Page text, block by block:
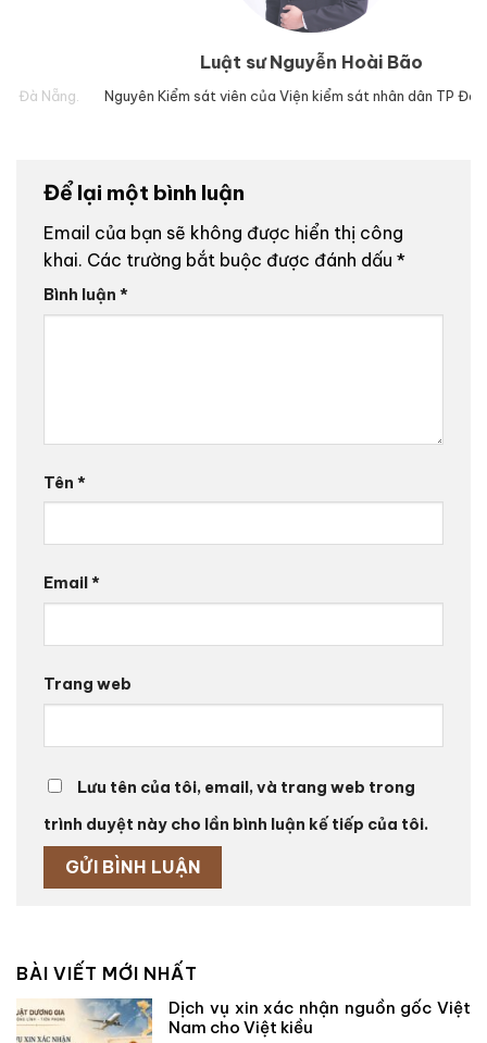
Luật sư Nguyễn Hoài Bão
Nguyên Kiểm sát viên của Viện kiểm sát nhân dân TP Đà Nẵng.
Để lại một bình luận
Email của bạn sẽ không được hiển thị công
khai. Các trường bắt buộc được đánh dấu *
Bình luận *
Tên *
Email *
Trang web
Lưu tên của tôi, email, và trang web trong
trình duyệt này cho lần bình luận kế tiếp của tôi.
BÀI VIẾT MỚI NHẤT
Dịch vụ xin xác nhận nguồn gốc Việt
Nam cho Việt kiều